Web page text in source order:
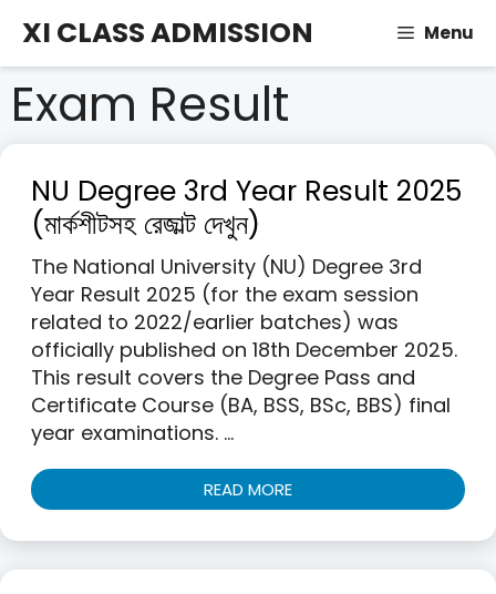
content
XI CLASS ADMISSION Menu
Exam Result
NU Degree 3rd Year Result 2025
(মার্কশীটসহ রেজাল্ট দেখুন)
The National University (NU) Degree 3rd
Year Result 2025 (for the exam session
related to 2022/earlier batches) was
officially published on 18th December 2025.
This result covers the Degree Pass and
Certificate Course (BA, BSS, BSc, BBS) final
year examinations. …
READ MORE